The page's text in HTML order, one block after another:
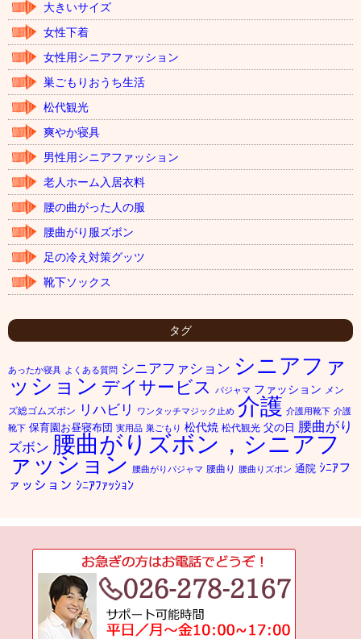
大きいサイズ
女性下着
女性用シニアファッション
巣ごもりおうち生活
松代観光
爽やか寝具
男性用シニアファッション
老人ホーム入居衣料
腰の曲がった人の服
腰曲がり服ズボン
足の冷え対策グッツ
靴下ソックス
タグ
あったか寝具 よくある質問 シニアファション シニアファ
ッション デイサービス パジャマ ファッション メン
ズ総ゴムズボン
リハビリ ワンタッチマジック止め 介護 介護用靴下 介護
靴下 保育園お昼寝布団 実用品 巣ごもり 松代焼 松代観光 父の日 腰曲がり
ズボン 腰曲がりズボン，シニアフ
ァッション 腰曲がりパジャマ 腰曲り 腰曲りズボン 通院 ｼﾆｱフ
ァッション ｼﾆｱﾌｧｯｼｮﾝ